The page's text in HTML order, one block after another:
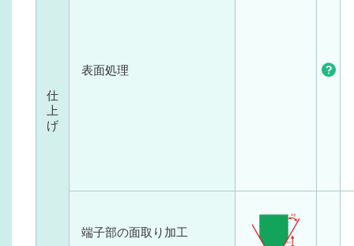
仕
上
げ
表面処理
端子部の面取り加工